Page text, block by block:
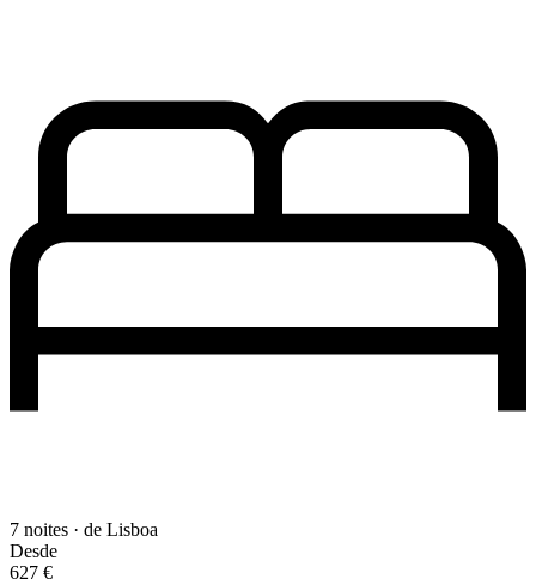
7 noites · de Lisboa
Desde
627 €